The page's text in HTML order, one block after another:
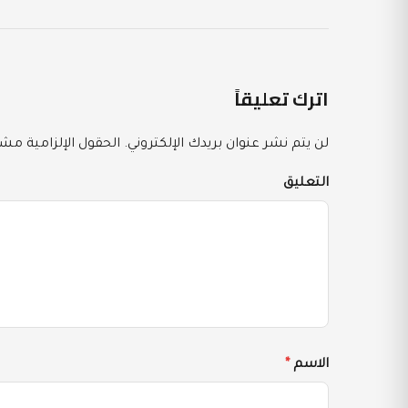
اترك تعليقاً
لن يتم نشر عنوان بريدك الإلكتروني. الحقول الإلزامية
التعليق
الاسم *